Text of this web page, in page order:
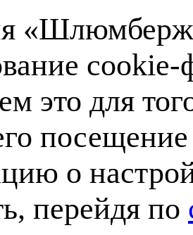
это для
о
перейдя по